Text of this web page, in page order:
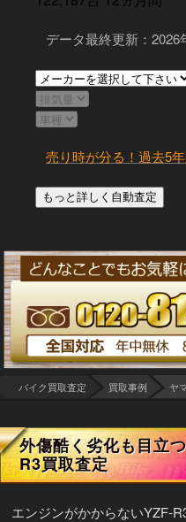
データ最終更新：2026
売り時が分る！過去5
バイク買取査定 買取事例 ヤ
外傷酷く劣化も目立
R3買取査定
エンジンがかからないYZF-